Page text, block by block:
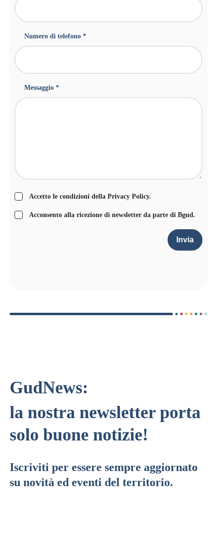
Numero di telefono *
Messaggio *
Accetto le condizioni della Privacy Policy.
Acconsento alla ricezione di newsletter da parte di Bgud.
Invia
GudNews:
la nostra newsletter porta
solo buone notizie!
Iscriviti per essere sempre aggiornato
su novità ed eventi del territorio.